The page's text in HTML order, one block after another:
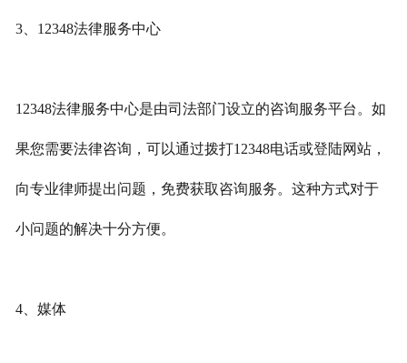
3、12348法律服务中心
12348法律服务中心是由司法部门设立的咨询服务平台。如
果您需要法律咨询，可以通过拨打12348电话或登陆网站，
向专业律师提出问题，免费获取咨询服务。这种方式对于
小问题的解决十分方便。
4、媒体